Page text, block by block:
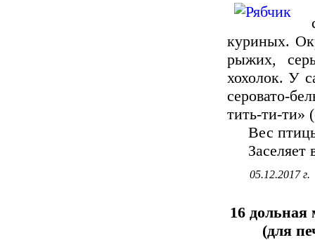
куриных.
рыжих,
хохолок. У
серовато-
тить-ти-ти»
Вес
Заселяет
05.12.2017 г.
16 дольная
(для